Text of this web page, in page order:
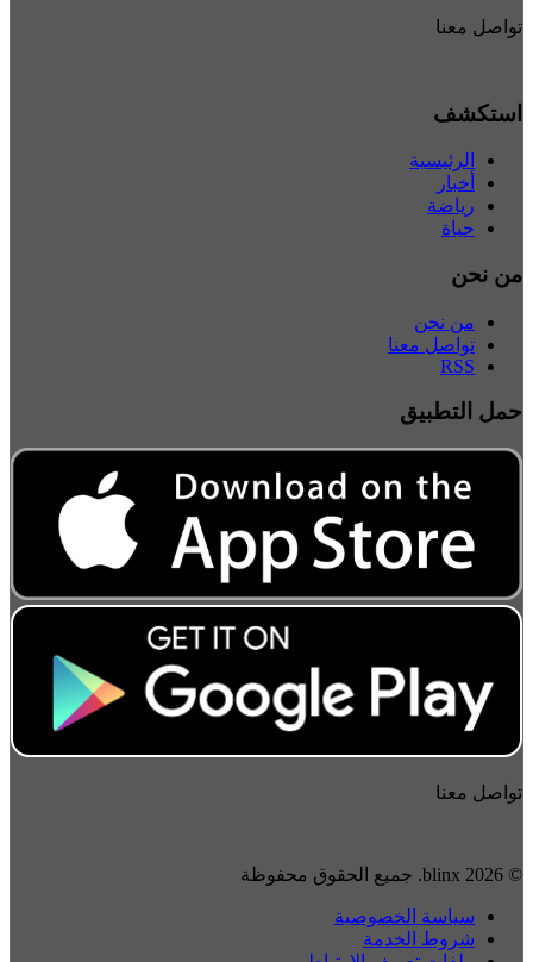
تواصل معنا
استكشف
الرئيسية
أخبار
رياضة
حياة
من نحن
من نحن
تواصل معنا
RSS
حمل التطبيق
تواصل معنا
© 2026 blinx. جميع الحقوق محفوظة
سياسة الخصوصية
شروط الخدمة